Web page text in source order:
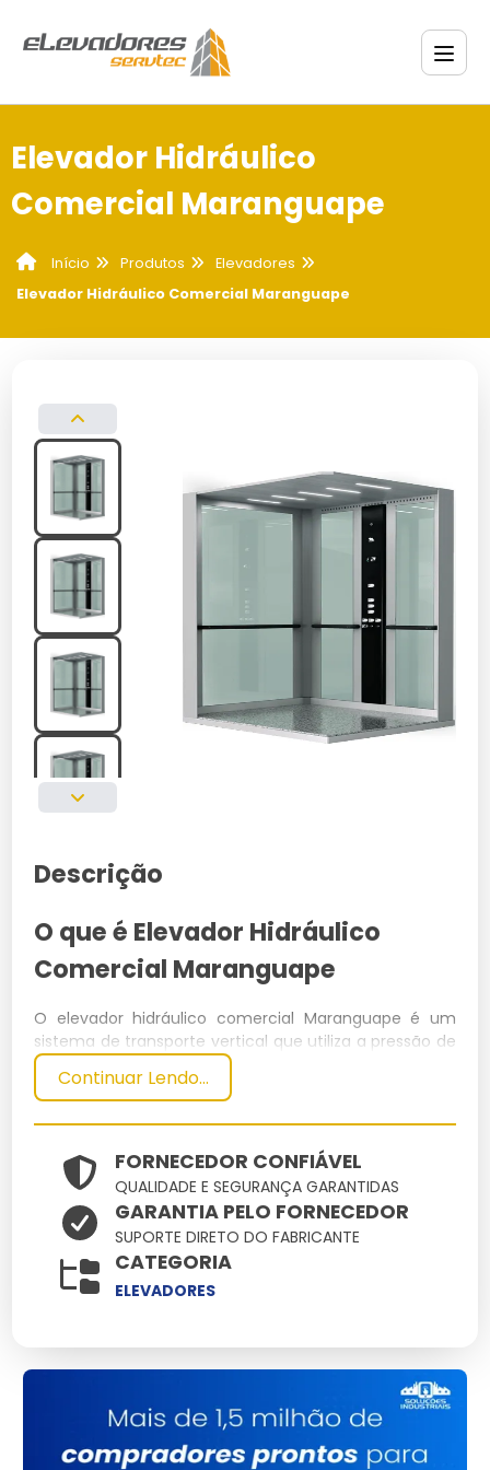
Elevador Hidráulico
Comercial Maranguape
Início Produtos
Elevadores
Elevador Hidráulico Comercial Maranguape
Descrição
O que é Elevador Hidráulico
Comercial Maranguape
O elevador hidráulico comercial Maranguape é um
sistema de transporte vertical que utiliza a pressão de
um fluido hidráulico para mover a cabina entre
andares. Este modelo é projetado para uso em
Especificações Técnicas
Dimensões
(cm)
Peso
(kg)
Material
Capacidade
150 x 150 x
2000
Principais Características e
Benefícios
Eficiência Energética:Consumo reduzido de energia,
Continuar Lendo...
FORNECEDOR CONFIÁVEL
QUALIDADE E SEGURANÇA GARANTIDAS
GARANTIA PELO FORNECEDOR
SUPORTE DIRETO DO FABRICANTE
CATEGORIA
ELEVADORES